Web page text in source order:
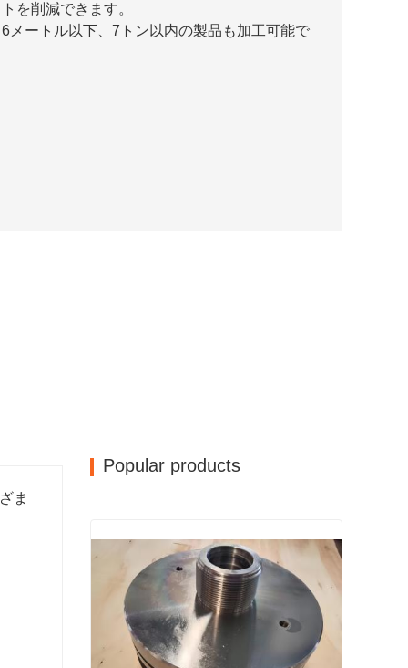
を削減できます。
メートル以下、7トン以内の製品も加工可能で
ま
Popular products